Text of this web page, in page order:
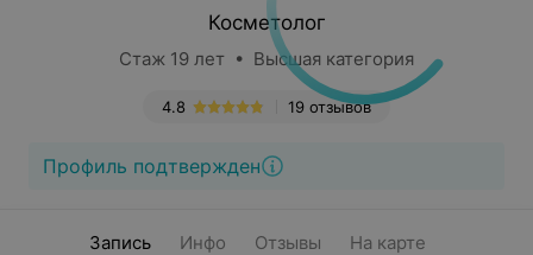
Косметолог
Стаж 19 лет • Высшая категория
19 отзывов
4.8
Профиль подтвержден
Запись Инфо Отзывы На карте